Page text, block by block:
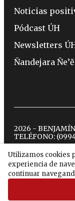
Utilizamos cookies
experiencia de
continuar
Noticias
Pódcast ÚH
Newsletters
Ñandejara Ñe’ẽ
2026 -
TELÉFONO:
twitter